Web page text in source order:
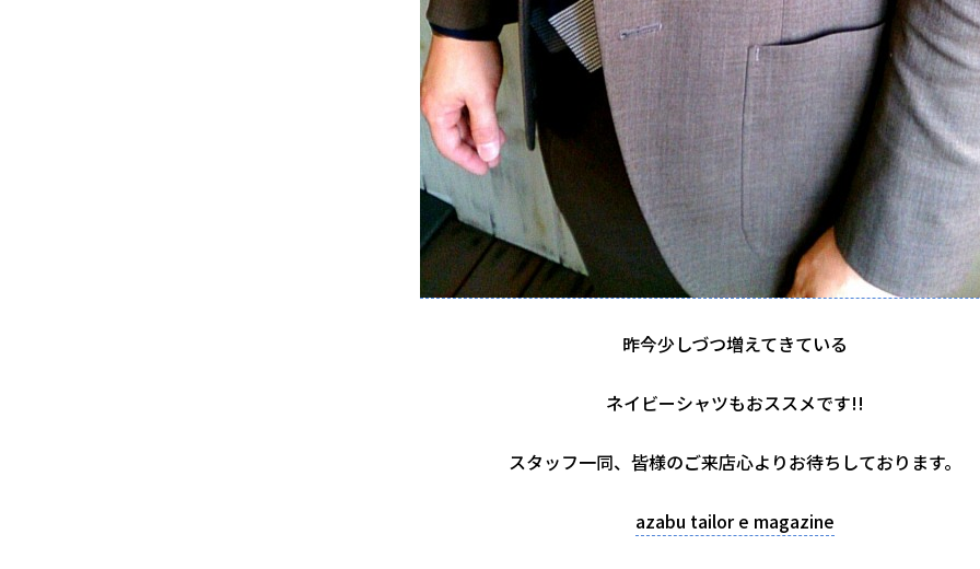
昨今少しづつ増えてきている
ネイビーシャツもおススメです!!
スタッフ一同、皆様のご来店心よりお待ちしております。
azabu tailor e magazine